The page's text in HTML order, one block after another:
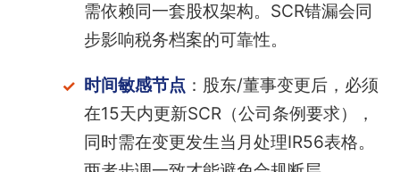
需依赖同一套股权架构。SCR错漏会同
步影响税务档案的可靠性。
时间敏感节点 ：股东/董事变更后，必须
在15天内更新SCR（公司条例要求），
同时需在变更发生当月处理IR56表格。